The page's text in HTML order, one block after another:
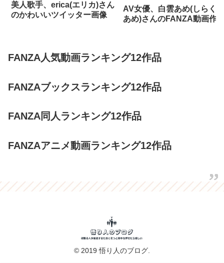
美人歌手、erica(エリカ)さん
のかわいいツイッター画像
AV女優、白雲あめ(しらくも
あめ)さんのFANZA動画作
FANZA人気動画ランキング12作品
FANZAブックスランキング12作品
FANZA同人ランキング12作品
FANZAアニメ動画ランキング12作品
© 2019 悟り人のブログ.